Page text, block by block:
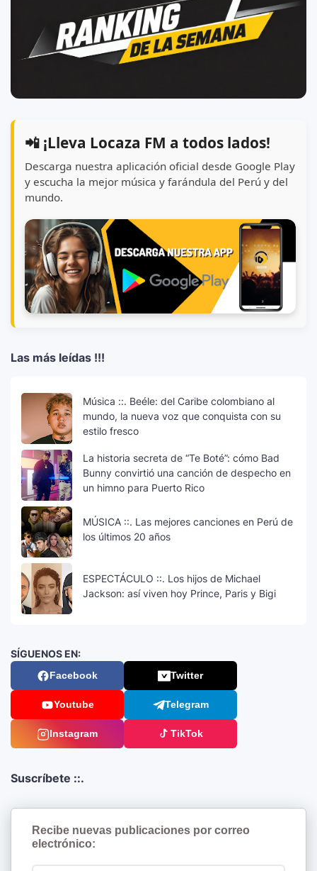
📲 ¡Lleva Locaza FM a todos lados!
Descarga nuestra aplicación oficial desde Google Play
y escucha la mejor música y farándula del Perú y del
mundo.
Las más leídas !!!
Música ::. Beéle: del Caribe colombiano al
mundo, la nueva voz que conquista con su
estilo fresco
La historia secreta de “Te Boté”: cómo Bad
Bunny convirtió una canción de despecho en
un himno para Puerto Rico
MÚSICA ::. Las mejores canciones en Perú de
los últimos 20 años
ESPECTÁCULO ::. Los hijos de Michael
Jackson: así viven hoy Prince, Paris y Bigi
SÍGUENOS EN:
Facebook Twitter
Youtube Telegram
Instagram TikTok
Suscríbete ::.
Recibe nuevas publicaciones por correo
electrónico: